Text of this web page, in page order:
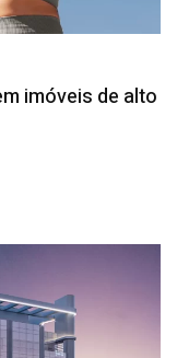
imóveis de alto